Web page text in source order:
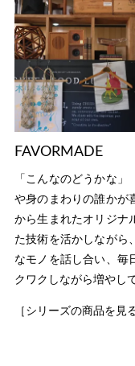
FAVORMADE
「こんなのどうかな
や身のまわりの誰かが
から生まれたオリジナ
た技術を活かしながら
なモノを話し合い、毎
クワクしながら増やし
［シリーズの商品を見る